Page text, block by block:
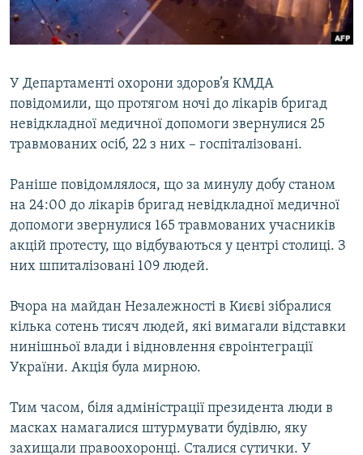
ВІДЕОУРОКИ «ELIFBE»
СВІДЧЕННЯ ОКУПАЦІЇ
ІНФОГРАФІКА
Русский
Qırımtatar
ДОЛУЧАЙСЯ!
У Департаменті охорони здоров’я КМДА
повідомили, що протягом ночі до лікарів бригад
невідкладної медичної допомоги звернулися 25
травмованих осіб, 22 з них – госпіталізовані.
Раніше повідомлялося, що за минулу добу станом
на 24:00 до лікарів бригад невідкладної медичної
допомоги звернулися 165 травмованих учасників
акцій протесту, що відбуваються у центрі столиці. З
них шпиталізовані 109 людей.
Вчора на майдан Незалежності в Києві зібралися
кілька сотень тисяч людей, які вимагали відставки
нинішньої влади і відновлення євроінтеграції
України. Акція була мирною.
Тим часом, біля адміністрації президента люди в
масках намагалися штурмувати будівлю, яку
захищали правоохоронці. Сталися сутички. У